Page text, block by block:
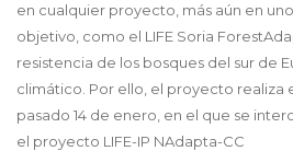
en cualquier proyecto, más aún en
objetivo, como el LIFE Soria
resistencia de los bosques del sur de
climático. Por ello, el proyecto realiza
pasado 14 de enero, en el que se
el proyecto LIFE-IP NAdapta-CC